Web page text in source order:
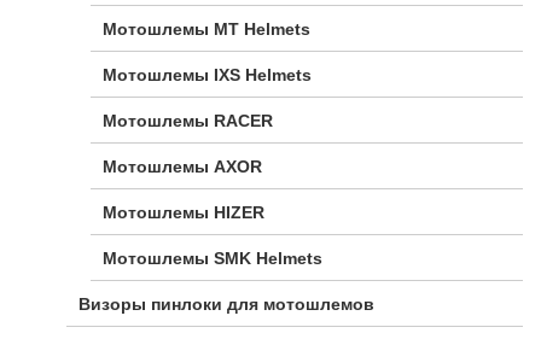
Мотошлемы MT Helmets
Мотошлемы IXS Helmets
Мотошлемы RACER
Мотошлемы AXOR
Мотошлемы HIZER
Мотошлемы SMK Helmets
Визоры пинлоки для мотошлемов